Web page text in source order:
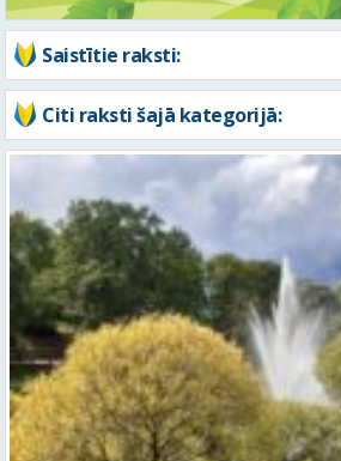
Saistītie raksti:
Citi raksti šajā kategorijā: